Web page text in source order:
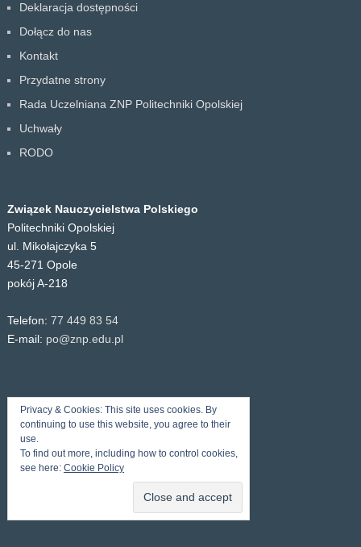
Deklaracja dostępności
Dołącz do nas
Kontakt
Przydatne strony
Rada Uczelniana ZNP Politechniki Opolskiej
Uchwały
RODO
Związek Nauczycielstwa Polskiego
Politechniki Opolskiej
ul. Mikołajczyka 5
45-271 Opole
pokój A-218
Telefon: 77 449 83 54
E-mail: po@znp.edu.pl
Privacy & Cookies: This site uses cookies. By
continuing to use this website, you agree to their
use.
To find out more, including how to control cookies,
see here: Cookie Policy